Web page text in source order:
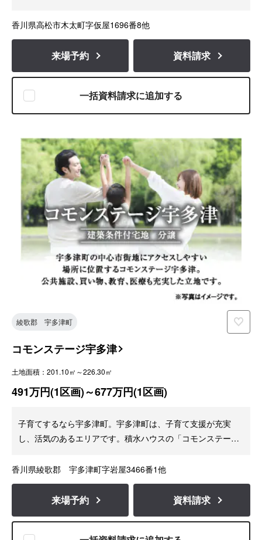
香川県高松市木太町字仮屋1696番8他
来場予約 資料請求
一括資料請求に追加する
綾歌郡 宇多津町
コモンステージ宇多津
土地面積：201.10㎡～226.30㎡
491万円(1区画)～677万円(1区画)
子育てするなら宇多津町。宇多津町は、子育て支援が充実
し、活気のあるエリアです。積水ハウスの「コモンステージ
らしやすい分譲地です。
香川県綾歌郡 宇多津町字岩屋3466番1他
来場予約 資料請求